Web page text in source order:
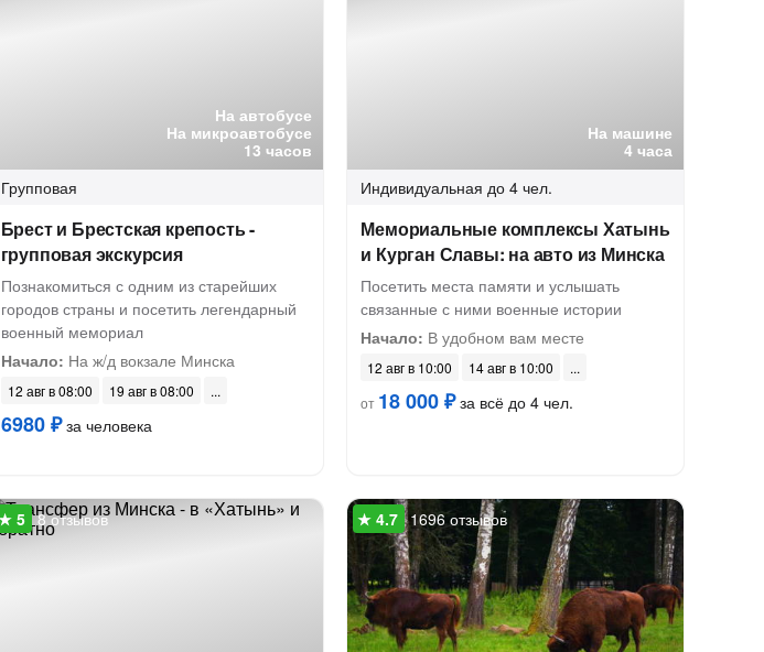
На автобусе
На микроавтобусе
13 часов
Групповая
Брест и Брестская крепость -
групповая экскурсия
Познакомиться с одним из старейших
городов страны и посетить легендарный
военный мемориал
Начало: На ж/д вокзале Минска
12 авг в 08:00 19 авг в 08:00
6980 ₽за человека
На машине
4 часа
Индивидуальная до 4 чел.
Мемориальные комплексы Хатынь
и Курган Славы: на авто из Минска
Посетить места памяти и услышать
связанные с ними военные истории
Начало: В удобном вам месте
12 авг в 10:00
14 авг в 10:00
от 18 000 ₽за всё до 4 чел.
8 отзывов 1696 отзывов